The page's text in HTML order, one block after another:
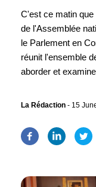
C'est ce matin
de l'Assemblée
le Parlement en
réunit l'ensemble
aborder et
La Rédaction - 15